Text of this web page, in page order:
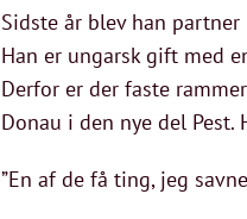
Sidste år blev han
Han er ungarsk gift med
Derfor er der faste
Donau i den nye del
”En af de få ting, jeg